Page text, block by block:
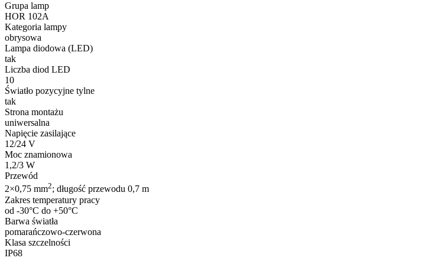
Grupa lamp
HOR 102A
Kategoria lampy
obrysowa
Lampa diodowa (LED)
tak
Liczba diod LED
10
Światło pozycyjne tylne
tak
Strona montażu
uniwersalna
Napięcie zasilające
12/24 V
Moc znamionowa
1,2/3 W
Przewód
2×0,75 mm2; długość przewodu 0,7 m
Zakres temperatury pracy
od -30°C do +50°C
Barwa światła
pomarańczowo-czerwona
Klasa szczelności
IP68